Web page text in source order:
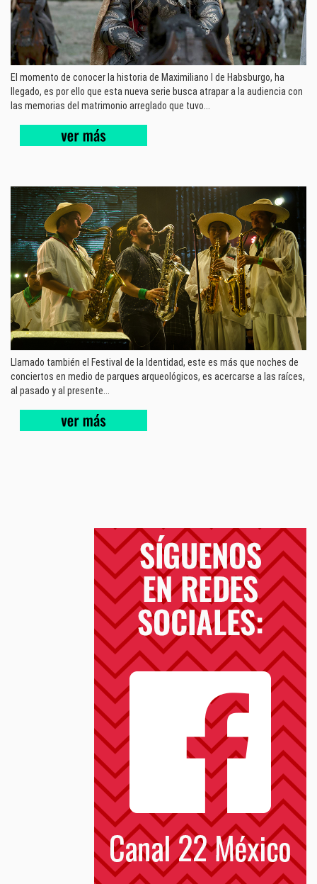
El momento de conocer la historia de Maximiliano I de Habsburgo, ha
llegado, es por ello que esta nueva serie busca atrapar a la audiencia con
las memorias del matrimonio arreglado que tuvo...
Llamado también el Festival de la Identidad, este es más que noches de
conciertos en medio de parques arqueológicos, es acercarse a las raíces,
al pasado y al presente...